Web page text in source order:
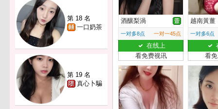
第 18 名
一口奶茶
第 19 名
真心卜騙
酒釀梨渦
一对多8点 一对一45点
在线上
看免费视讯
越南黃薑
一对多6点
看